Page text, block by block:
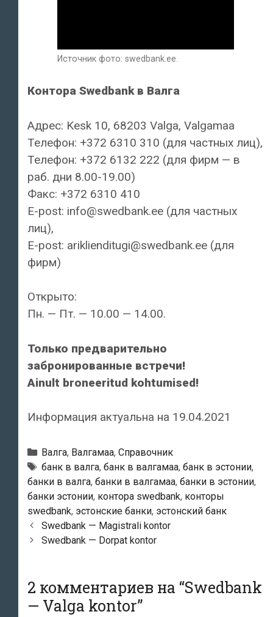
Источник фото: swedbank.ee.
Контора Swedbank в Валга
Адрес: Kesk 10, 68203 Valga, Valgamaa
Телефон: +372 6310 310 (для частных лиц),
Телефон: +372 6132 222 (для фирм — в
раб. дни 8.00-19.00)
Факс: +372 6310 410
E-post: info@swedbank.ee (для частных
лиц),
E-post: ariklienditugi@swedbank.ee (для
фирм)
Открыто:
Пн. — Пт. — 10.00 — 14.00.
Только предварительно
забронированные встречи!
Ainult broneeritud kohtumised!
Информация актуальна на 19.04.2021
Рубрики
Валга, Валгамаа, Справочник
Тэги
банк в валга, банк в валгамаа, банк в эстонии,
банки в валга, банки в валгамаа, банки в эстонии,
банки эстонии, контора swedbank, конторы
swedbank, эстонские банки, эстонский банк
Навигация
по
Swedbank — Magistrali kontor
Swedbank — Dorpat kontor
2 комментариев на “Swedbank
— Valga kontor”